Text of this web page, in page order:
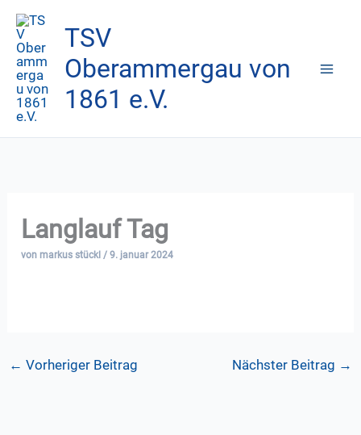
Zum
Inhalt
springen
TSV
Oberammergau von
1861 e.V.
Langlauf Tag
von markus stückl /9. januar 2024
← Vorheriger Beitrag Nächster Beitrag →